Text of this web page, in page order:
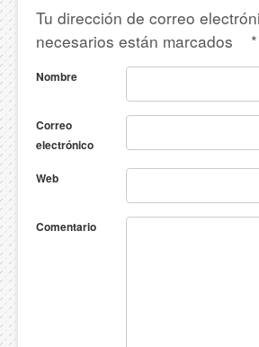
Tu dirección de correo
necesarios están marcados
*
Nombre
Correo
electrónico
Web
Comentario